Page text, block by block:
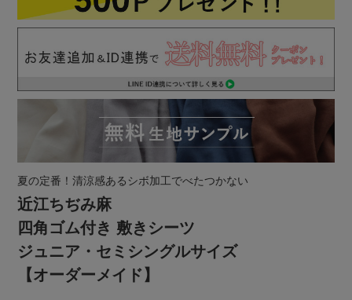
夏の定番！清涼感あるシボ加工でべたつかない
近江ちぢみ麻
四角ゴム付き 敷きシーツ
ジュニア・セミシングルサイズ
【オーダーメイド】